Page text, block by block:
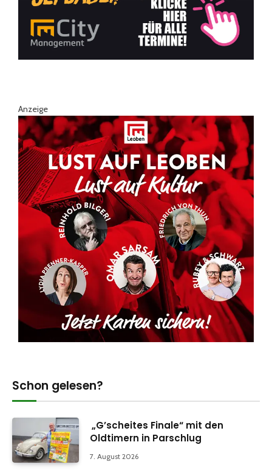
Anzeige
Schon gelesen?
„G’scheites Finale“ mit den
Oldtimern in Parschlug
7. August 2026